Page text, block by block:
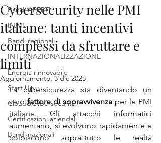
Bandi APERTI
INAIL
Bandi regionali
INTERNAZIONALIZZAZIONE
Energia rinnovabile
Start Up
Cloud&Cybersecurity
Certificazioni aziendali
Bandi nazionali
Cybersecurity nelle PMI
italiane: tanti incentivi
complessi da sfruttare e
limiti
Aggiornamento: 3 dic 2025
La cybersicurezza sta diventando un
vero fattore di sopravvivenza per le PMI
italiane. Gli attacchi informatici
aumentano, si evolvono rapidamente e
colpiscono soprattutto le realtà